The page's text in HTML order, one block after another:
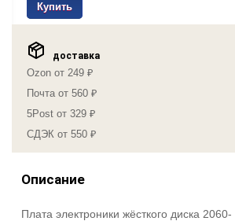
Купить
доставка
Ozon от 249 ₽
Почта от 560 ₽
5Post от 329 ₽
СДЭК от 550 ₽
Описание
Плата электроники жёсткого диска 2060-